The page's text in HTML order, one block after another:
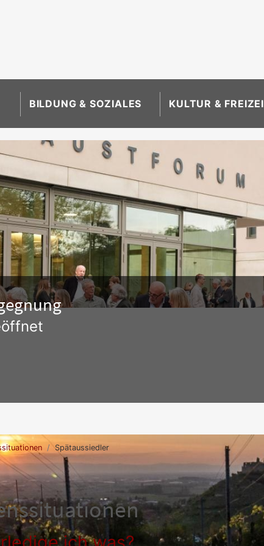
BILDUNG & SOZIALES KULTUR &
Spätaussiedler